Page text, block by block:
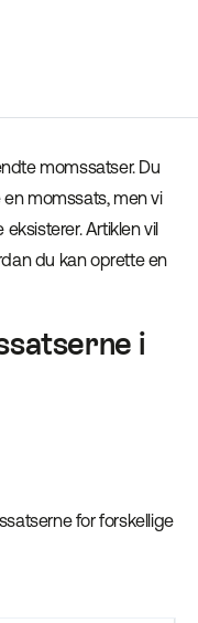
momssatser. Du
momssats, men vi
Artiklen vil
du kan oprette en
i
for forskellige